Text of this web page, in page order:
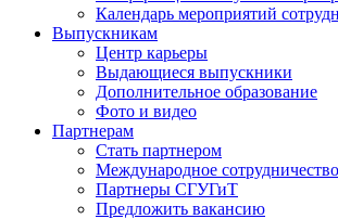
Календарь мероприятий
Выпускникам
Центр карьеры
Выдающиеся выпускники
Дополнительное образование
Фото и видео
Партнерам
Стать партнером
Международное сотрудничество
Партнеры СГУГиТ
Предложить вакансию